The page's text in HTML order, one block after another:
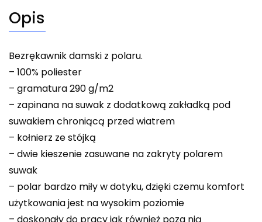
Opis
Bezrękawnik damski z polaru.
– 100% poliester
– gramatura 290 g/m2
– zapinana na suwak z dodatkową zakładką pod
suwakiem chroniącą przed wiatrem
– kołnierz ze stójką
– dwie kieszenie zasuwane na zakryty polarem
suwak
– polar bardzo miły w dotyku, dzięki czemu komfort
użytkowania jest na wysokim poziomie